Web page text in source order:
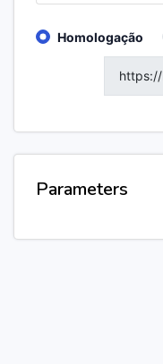
Homologação
Parameters